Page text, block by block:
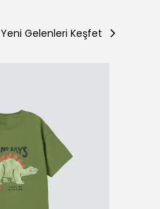
Yeni Gelenleri Keşfet